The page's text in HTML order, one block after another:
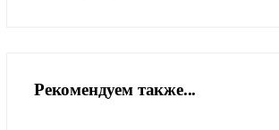
Рекомендуем также...